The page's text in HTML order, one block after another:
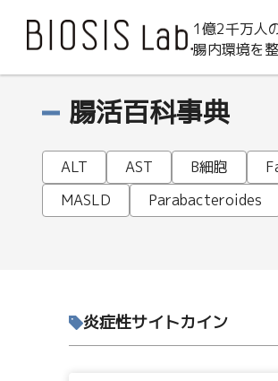
1億2千万人
腸内環境を
腸活百科事典
ALT AST B細胞
MASLD
Parabacteroides
炎症性サイトカイン